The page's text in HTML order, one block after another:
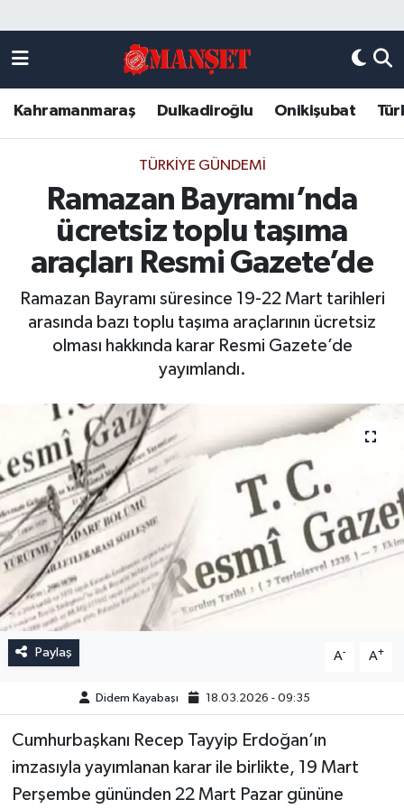
Kahramanmaraş Dulkadiroğlu Onikişubat
TÜRKIYE GÜNDEMI
Ramazan Bayramı’nda
ücretsiz toplu taşıma
araçları Resmi Gazete’de
Ramazan Bayramı süresince 19-22 Mart tarihleri
arasında bazı toplu taşıma araçlarının ücretsiz
olması hakkında karar Resmi Gazete’de
yayımlandı.
Paylaş A- A+
Didem Kayabaşı 18.03.2026 - 09:35
Cumhurbaşkanı Recep Tayyip Erdoğan’ın
imzasıyla yayımlanan karar ile birlikte, 19 Mart
Perşembe gününden 22 Mart Pazar gününe
DULKADİROĞLU
KAHRAMANMARAŞ
ONİKİŞUBAT
ÖZEL HABER
Künye
Kahramanmaraş Nöbetçi Eczaneler
Kahramanmaraş Hava Durumu
Kahramanmaraş Trafik Yoğunluk Haritası
Süper Lig Puan Durumu ve Fikstür
Tüm Manşetler
Son Dakika Haberleri
Haber Arşivi